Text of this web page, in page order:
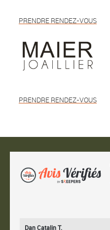
PRENDRE RENDEZ-VOUS
PRENDRE RENDEZ-VOUS
Dan Catalin T.